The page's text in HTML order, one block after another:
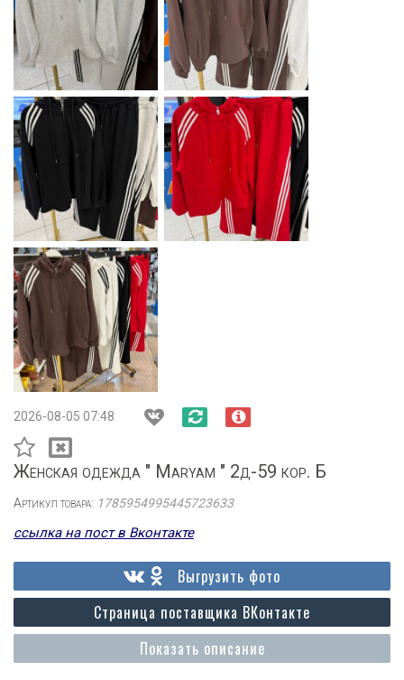
2026-08-05 07:48
Женская одежда " Maryam " 2д-59 кор. Б
Артикул товара: 1785954995445723633
ссылка на пост в Вконтакте
Показать описание
Страница поставщика ВКонтакте
Выгрузить фото